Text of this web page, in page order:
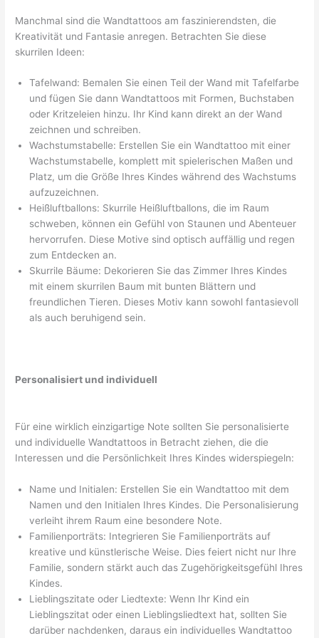
Manchmal sind die Wandtattoos am faszinierendsten, die
Kreativität und Fantasie anregen. Betrachten Sie diese
skurrilen Ideen:
Tafelwand: Bemalen Sie einen Teil der Wand mit Tafelfarbe
und fügen Sie dann Wandtattoos mit Formen, Buchstaben
oder Kritzeleien hinzu. Ihr Kind kann direkt an der Wand
zeichnen und schreiben.
Wachstumstabelle: Erstellen Sie ein Wandtattoo mit einer
Wachstumstabelle, komplett mit spielerischen Maßen und
Platz, um die Größe Ihres Kindes während des Wachstums
aufzuzeichnen.
Heißluftballons: Skurrile Heißluftballons, die im Raum
schweben, können ein Gefühl von Staunen und Abenteuer
hervorrufen. Diese Motive sind optisch auffällig und regen
zum Entdecken an.
Skurrile Bäume: Dekorieren Sie das Zimmer Ihres Kindes
mit einem skurrilen Baum mit bunten Blättern und
freundlichen Tieren. Dieses Motiv kann sowohl fantasievoll
als auch beruhigend sein.
Personalisiert und individuell
Für eine wirklich einzigartige Note sollten Sie personalisierte
und individuelle Wandtattoos in Betracht ziehen, die die
Interessen und die Persönlichkeit Ihres Kindes widerspiegeln:
Name und Initialen: Erstellen Sie ein Wandtattoo mit dem
Namen und den Initialen Ihres Kindes. Die Personalisierung
verleiht ihrem Raum eine besondere Note.
Familienporträts: Integrieren Sie Familienporträts auf
kreative und künstlerische Weise. Dies feiert nicht nur Ihre
Familie, sondern stärkt auch das Zugehörigkeitsgefühl Ihres
Kindes.
Lieblingszitate oder Liedtexte: Wenn Ihr Kind ein
Lieblingszitat oder einen Lieblingsliedtext hat, sollten Sie
darüber nachdenken, daraus ein individuelles Wandtattoo